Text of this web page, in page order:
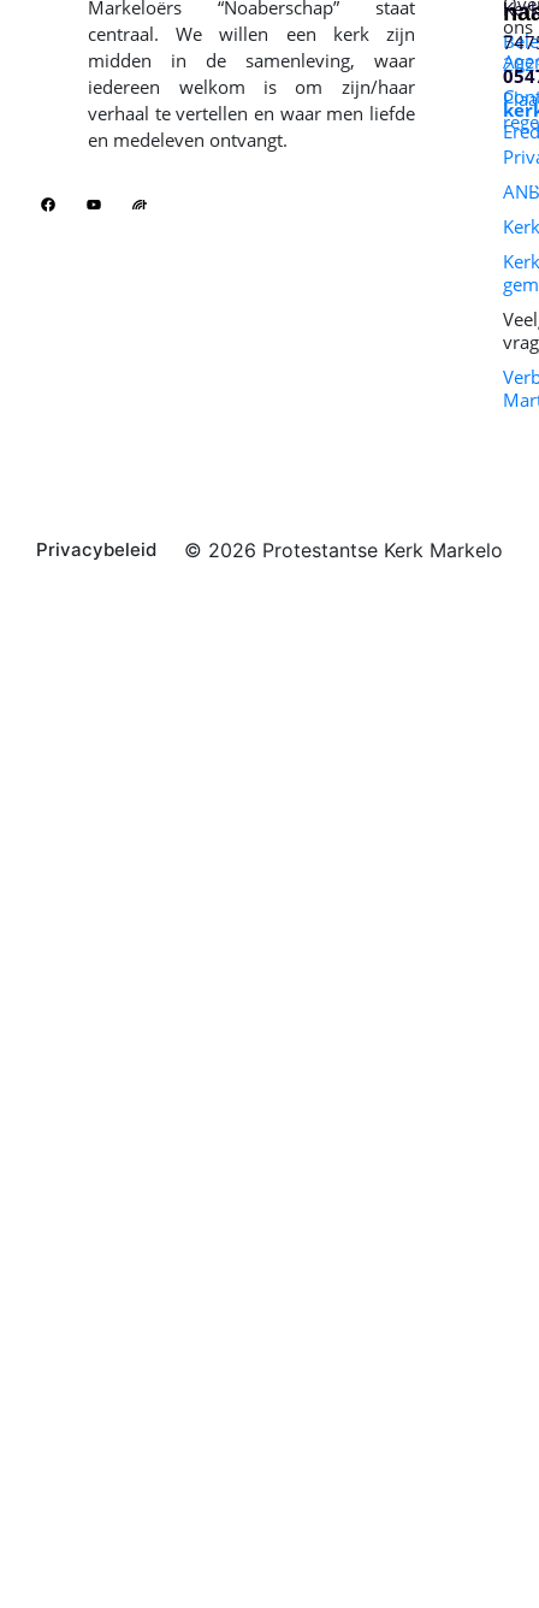
Markeloërs “Noaberschap” staat
centraal. We willen een kerk zijn
midden in de samenleving, waar
iedereen welkom is om zijn/haar
verhaal te vertellen en waar men liefde
en medeleven ontvangt.
ons
Privacybeleid © 2026 Protestantse Kerk Markelo